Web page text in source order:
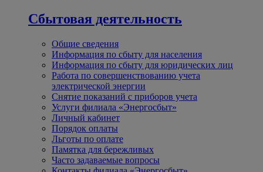
Сбытовая деятельность
Общие сведения
Информация по сбыту для населения
Информация по сбыту для юридических лиц
Работа по совершенствованию учета
электрической энергии
Снятие показаний с приборов учета
Услуги филиала «Энергосбыт»
Личный кабинет
Порядок оплаты
Льготы по оплате
Памятка для бережливых
Часто задаваемые вопросы